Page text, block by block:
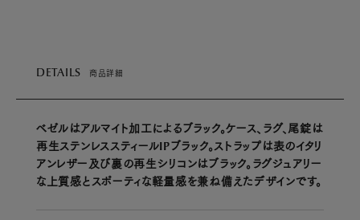
DETAILS 商品詳細
ベゼルはアルマイト加工によるブラック。ケース、ラグ、尾錠は
再生ステンレススティールIPブラック。ストラップは表のイタリ
アンレザー及び裏の再生シリコンはブラック。ラグジュアリー
な上質感とスポーティな軽量感を兼ね備えたデザインです。